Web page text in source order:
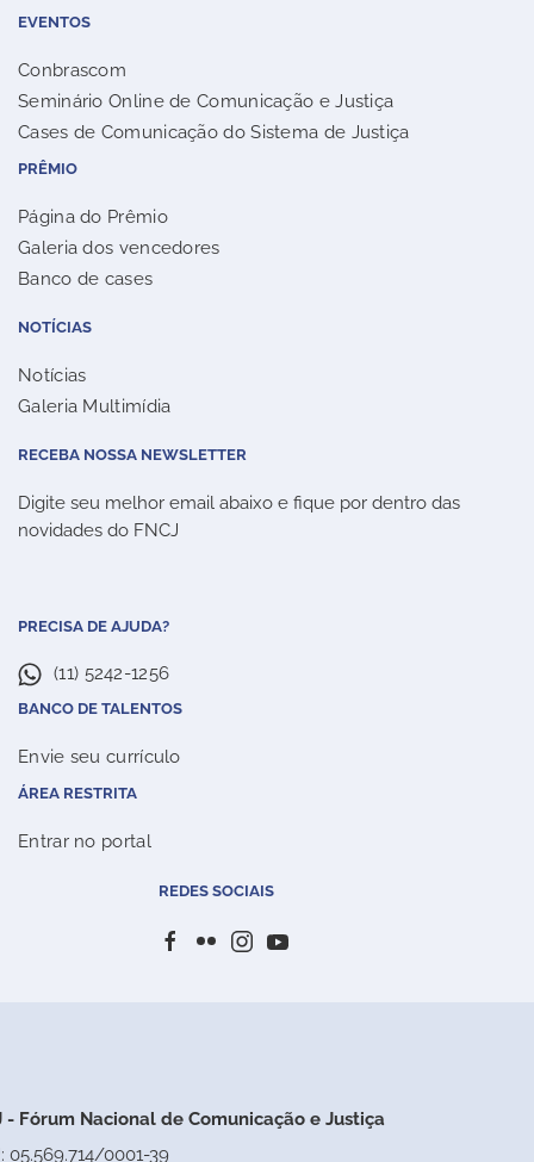
EVENTOS
Conbrascom
Seminário Online de Comunicação e Justiça
Cases de Comunicação do Sistema de Justiça
PRÊMIO
Página do Prêmio
Galeria dos vencedores
Banco de cases
NOTÍCIAS
Notícias
Galeria Multimídia
RECEBA NOSSA NEWSLETTER
Digite seu melhor email abaixo e fique por dentro das
novidades do FNCJ
PRECISA DE AJUDA?
(11) 5242-1256
BANCO DE TALENTOS
Envie seu currículo
ÁREA RESTRITA
Entrar no portal
REDES SOCIAIS
- Fórum Nacional de Comunicação e Justiça
05.569.714/0001-39